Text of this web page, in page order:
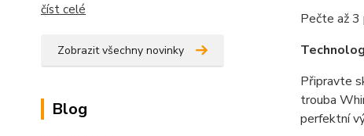
číst celé
Zobrazit všechny novinky
Blog
Pečte až 3
Připravte
trouba
perfektní